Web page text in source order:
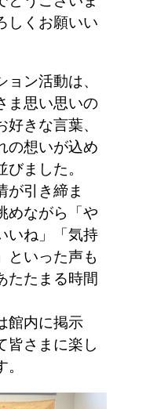
しくお願いい
ン活動は、
ま思い思いの
きな言葉、
の想いが込め
ました。
が引き締ま
めながら「や
いね」「気持
といった声も
たたまる時間
館内に掲示
皆さまに楽し